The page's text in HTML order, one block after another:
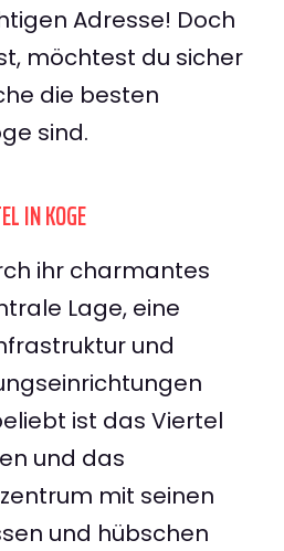
Adresse! Doch
möchtest du sicher
die besten
sind.
IN KOGE
ihr charmantes
Lage, eine
und
ist das Viertel
und das
mit seinen
und hübschen